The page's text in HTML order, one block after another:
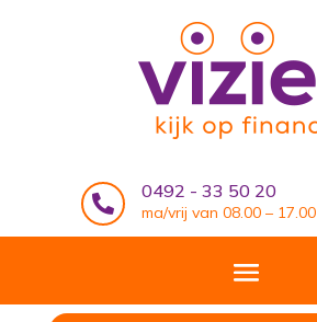

0492 - 33 50 20
ma/vrij van 08.00 – 17.00